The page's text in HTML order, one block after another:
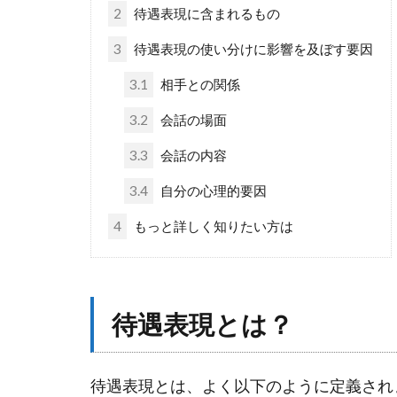
2 待遇表現に含まれるもの
3 待遇表現の使い分けに影響を及ぼす要因
3.1 相手との関係
3.2 会話の場面
3.3 会話の内容
3.4 自分の心理的要因
4 もっと詳しく知りたい方は
待遇表現とは？
待遇表現とは、よく以下のように定義さ